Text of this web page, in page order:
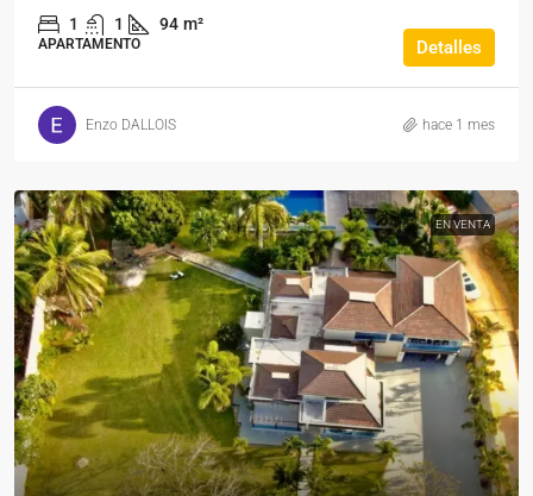
1 1 94 m²
APARTAMENTO Detalles
Enzo DALLOIS hace 1 mes
EN VENTA